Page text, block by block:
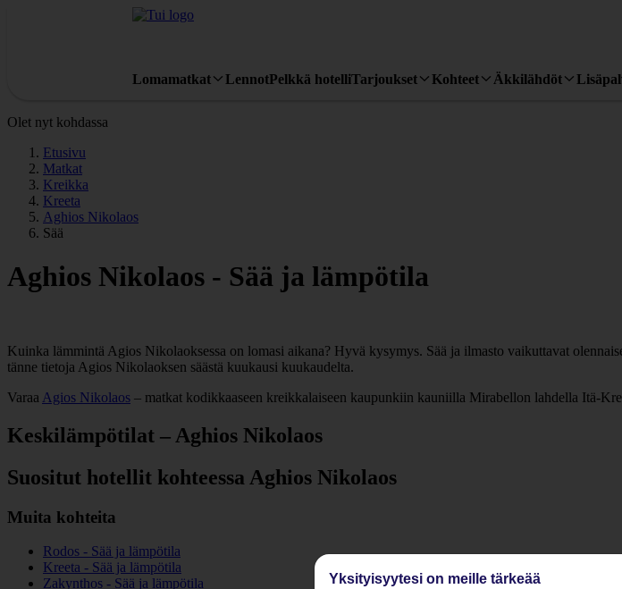
Lomamatkat LennotPelkkä hotelliTarjoukset Kohteet Äkkilähdöt
Olet nyt kohdassa
Etusivu
Matkat
Kreikka
Kreeta
Aghios Nikolaos
Sää
Aghios Nikolaos - Sää ja lämpötila
Kuinka lämmintä Agios Nikolaoksessa on lomasi aikana? Hyvä kysymys. Sää ja ilmasto vaikuttavat
tänne tietoja Agios Nikolaoksen säästä kuukausi kuukaudelta.
Varaa Agios Nikolaos – matkat kodikkaaseen kreikkalaiseen kaupunkiin kauniilla Mirabellon lahdella Itä-
Keskilämpötilat – Aghios Nikolaos
Suositut hotellit kohteessa Aghios Nikolaos
Muita kohteita
Rodos - Sää ja lämpötila
Kreeta - Sää ja lämpötila
Zakynthos - Sää ja lämpötila
Yksityisyytesi on meille tärkeää